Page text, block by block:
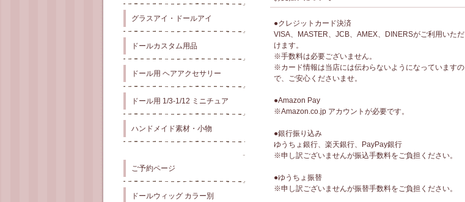
グラスアイ・ドールアイ
ドールカスタム用品
ドール用 ヘアアクセサリー
ドール用 1/3-1/12 ミニチュア
ハンドメイド素材・小物
ご予約ページ
ドールウィッグ カラー別
●クレジットカード決済
VISA、MASTER、JCB、AMEX、DINERSがご利用いただ
けます。
※手数料は必要ございません。
※カード情報は当店には伝わらないようになっていますの
で、ご安心くださいませ。
●Amazon Pay
※Amazon.co.jp アカウントが必要です。
●銀行振り込み
ゆうちょ銀行、楽天銀行、PayPay銀行
※申し訳ございませんが振込手数料をご負担ください。
●ゆうちょ振替
※申し訳ございませんが振替手数料をご負担ください。